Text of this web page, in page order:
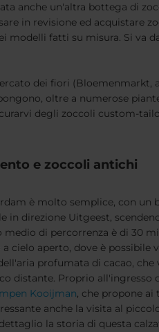
anche un'altra bottega di
in revisione ed acquistare
modelli fatti su misura. Si va
dei fiori (Bloemenmarkt,
oltre a numerose
degli zoccoli custom-
e zoccoli antichi
è molto semplice, con un
in direzione Uitgeest,
di percorrenza è di 30
cielo aperto, dove è possibile
profumata di cacao, che
distante. Proprio all'ingresso
Kooijman, che propone ai
anche la visita al
la storia di questa